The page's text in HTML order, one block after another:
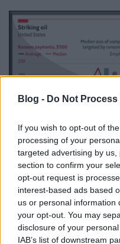
Blog - Do Not
If you wish to opt-out of
processing of your
targeted advertising by
section to confirm your
opt-out request is
interest-based ads based
us or personal information
your opt-out. You may
disclosure of your
IAB’s list of downstream
A szofisztikált
irányba is elindult,
időt,kihagyják a
titkosításból, ennek
a RagnarLockerben is .